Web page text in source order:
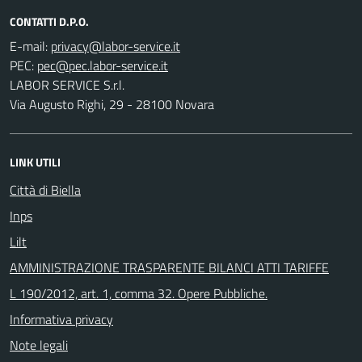
CONTATTI D.P.O.
E-mail:
PEC:
LABOR SERVICE S.r.l.
Via Augusto Righi, 29 - 28100 Novara
LINK UTILI
Città di Biella
Inps
Lilt
AMMINISTRAZIONE TRASPARENTE BILANCI ATTI TARIFFE
L 190/2012, art. 1, comma 32. Opere Pubbliche.
Informativa privacy
Note legali